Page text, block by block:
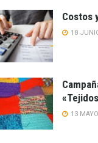
Costos
18
13